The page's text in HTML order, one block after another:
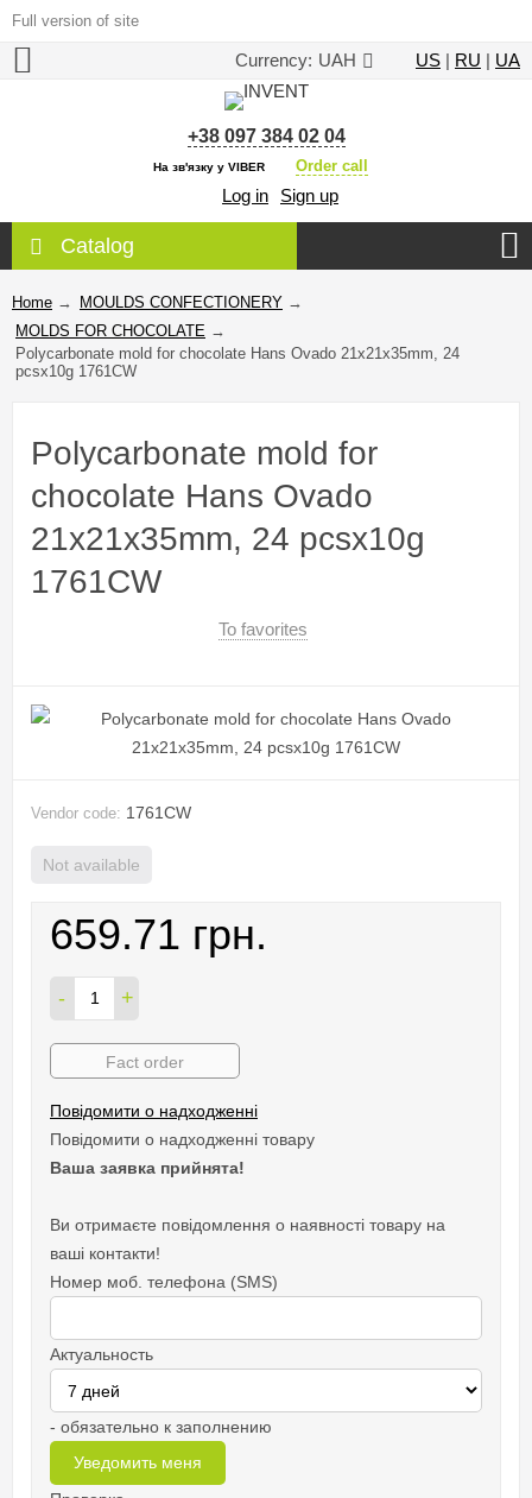
Full version of site
Currency: UAH US | RU | UA
+38 097 384 02 04
На зв'язку у VIBER Order call
Log in Sign up
Catalog
Home → MOULDS CONFECTIONERY →
MOLDS FOR CHOCOLATE →
Polycarbonate mold for chocolate Hans Ovado 21x21x35mm, 24
pcsx10g 1761CW
Polycarbonate mold for
chocolate Hans Ovado
21x21x35mm, 24 pcsx10g
1761CW
To favorites
Vendor code: 1761CW
Not available
659.71 грн.
- +
Fact order
Повідомити о надходженні
Повідомити о надходженні товару
Ваша заявка прийнята!
Ви отримаєте повідомлення о наявності товару на
ваші контакти!
Номер моб. телефона (SMS)
Актуальность
- обязательно к заполнению